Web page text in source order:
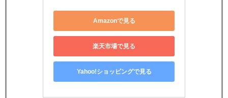
Amazonで見る
楽天市場で見る
Yahoo!ショッピングで見る